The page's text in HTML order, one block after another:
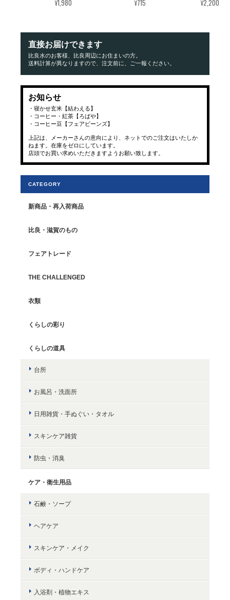
¥1,980 ¥715 ¥2,200
直接お届けできます
比良水のお客様、比良周辺にお住まいの方。
送料計算が異なりますので、注文前に、ご一報ください。
お知らせ
・寝かせ玄米【結わえる】
・コーヒー・紅茶【ろばや】
・コーヒー豆【フェアビーンズ】
上記は、メーカーさんの意向により、ネットでのご注文はいたしか
ねます。在庫をゼロにしています。
店頭でお買い求めいただきますようお願い致します。
CATEGORY
新商品・再入荷商品
比良・滋賀のもの
フェアトレード
THE CHALLENGED
衣類
くらしの彩り
くらしの道具
台所
お風呂・洗面所
日用雑貨・手ぬぐい・タオル
スキンケア雑貨
防虫・消臭
ケア・衛生用品
石鹸・ソープ
ヘアケア
スキンケア・メイク
ボディ・ハンドケア
入浴剤・植物エキス